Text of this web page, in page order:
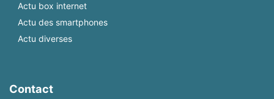
Actu box internet
Actu des smartphones
Actu diverses
Contact